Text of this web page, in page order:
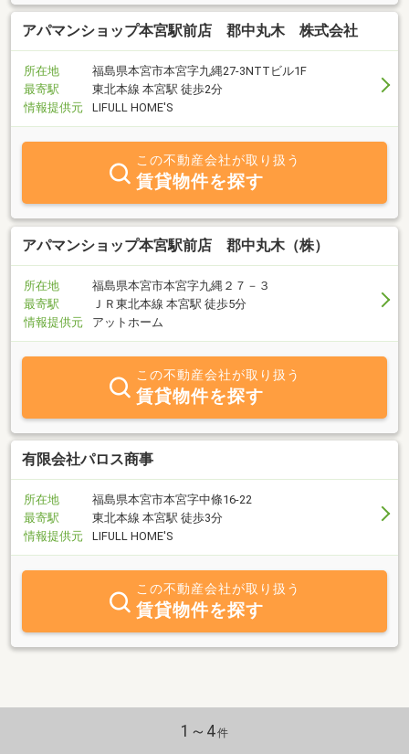
アパマンショップ本宮駅前店 郡中丸木 株式会社
所在地
福島県本宮市本宮字九縄27-3NTTビル1F
最寄駅
東北本線 本宮駅 徒歩2分
情報提供元
LIFULL HOME'S
この不動産会社が取り扱う
賃貸物件を探す
アパマンショップ本宮駅前店 郡中丸木（株）
所在地
福島県本宮市本宮字九縄２７－３
最寄駅
ＪＲ東北本線 本宮駅 徒歩5分
情報提供元
アットホーム
この不動産会社が取り扱う
賃貸物件を探す
有限会社パロス商事
所在地
福島県本宮市本宮字中條16-22
最寄駅
東北本線 本宮駅 徒歩3分
情報提供元
LIFULL HOME'S
この不動産会社が取り扱う
賃貸物件を探す
1～4件